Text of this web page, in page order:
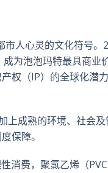
人心灵的文化符号。
成为泡泡玛特最具商业
权（IP）的全球化潜
上成熟的环境、社会及
保障。
消费， 聚氯乙烯（PVC